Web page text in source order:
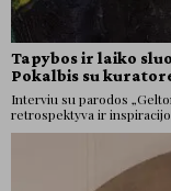
Tapybos ir laiko
Pokalbis su
Interviu su parodos
retrospektyva ir